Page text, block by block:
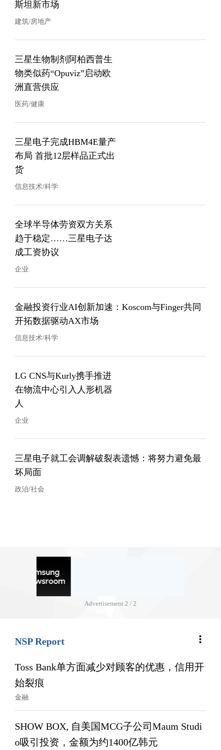
斯坦新市场
建筑/房地产
三星生物制剂阿柏西普生
物类似药“Opuviz”启动欧
洲直营供应
医药/健康
三星电子完成HBM4E量产
布局 首批12层样品正式出
货
信息技术/科学
全球半导体劳资双方关系
趋于稳定……三星电子达
成工资协议
企业
金融投资行业AI创新加速：Koscom与Finger共同
开拓数据驱动AX市场
信息技术/科学
LG CNS与Kurly携手推进
在物流中心引入人形机器
人
企业
三星电子就工会调解破裂表遗憾：将努力避免最
坏局面
政治/社会
Advertisement 2 / 2
NSP Report more_vert
Toss Bank单方面减少对顾客的优惠，信用开
始裂痕
金融
SHOW BOX, 自美国MCG子公司Maum Studi
o吸引投资，金额为约1400亿韩元